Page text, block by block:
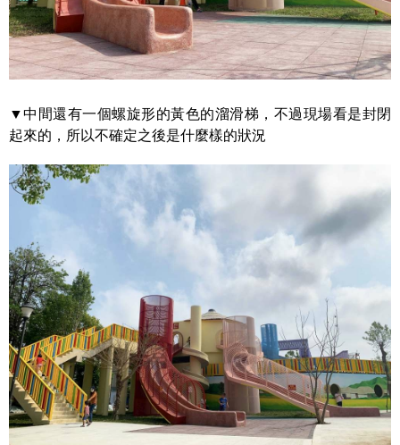
▼中間還有一個螺旋形的黃色的溜滑梯，不過現場看是封閉
起來的，所以不確定之後是什麼樣的狀況